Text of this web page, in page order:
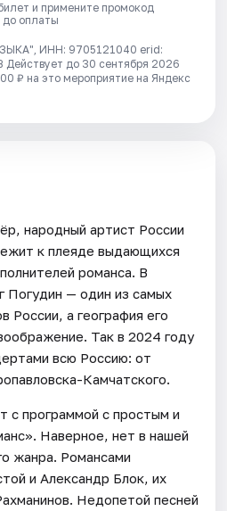
и примените промокод
до оплаты
ИНН: 9705121040 erid:
Действует до 30 сентября 2026
₽ на это мероприятие на Яндекс
народный артист России
к плеяде выдающихся
романса. В
Погудин — один из самых
России, а география его
Так в 2024 году
всю Россию: от
Камчатского.
с программой с простым и
Наверное, нет в нашей
жанра. Романсами
и Александр Блок, их
Недопетой песней